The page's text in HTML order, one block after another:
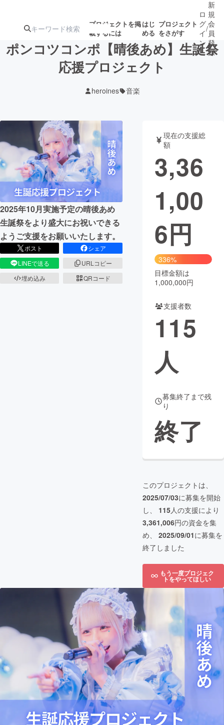
プロジェクトを掲
載するには
はじ
める
プロジェクト
をさがす
ジェクト
募集終了が近いプ
ロジェクト
アート・写真 音楽
テクノロジー・ガジェット ゲーム・サ
映像・映画
ビジネス・起業
まちづくり・地域活性化
CAMPFIRE for Social Good
CAMPFIRE Creation
コミュニティ
ロ
グ
イ
ン
/
新
規
会
員
登
録
ポンコツコンポ【晴後あめ】生誕祭
応援プロジェクト
heroines 音楽
2025年10月実施予定の晴後あめ
生誕祭をより盛大にお祝いできる
ようご支援をお願いいたします。
ポスト
シェア
LINEで送る
URLコピー
埋め込み
QRコード
現在の支援総
額
3,36
1,00
6円
336%
目標金額は
1,000,000円
支援者数
115
人
募集終了まで残
り
終了
このプロジェクトは、
2025/07/03に募集を開始
し、 115人の支援により
3,361,006円の資金を集
め、 2025/09/01に募集を
終了しました
もう一度プロジェク
トをやってほしい